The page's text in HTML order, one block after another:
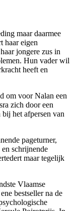
maar daarmee
haar eigen
jongere zus in
Hun vader wil
heeft en
om voor Nalan een
zich door een
het afpersen van
pageturner,
schrijnende
maar tegelijk
Vlaamse
bestseller na de